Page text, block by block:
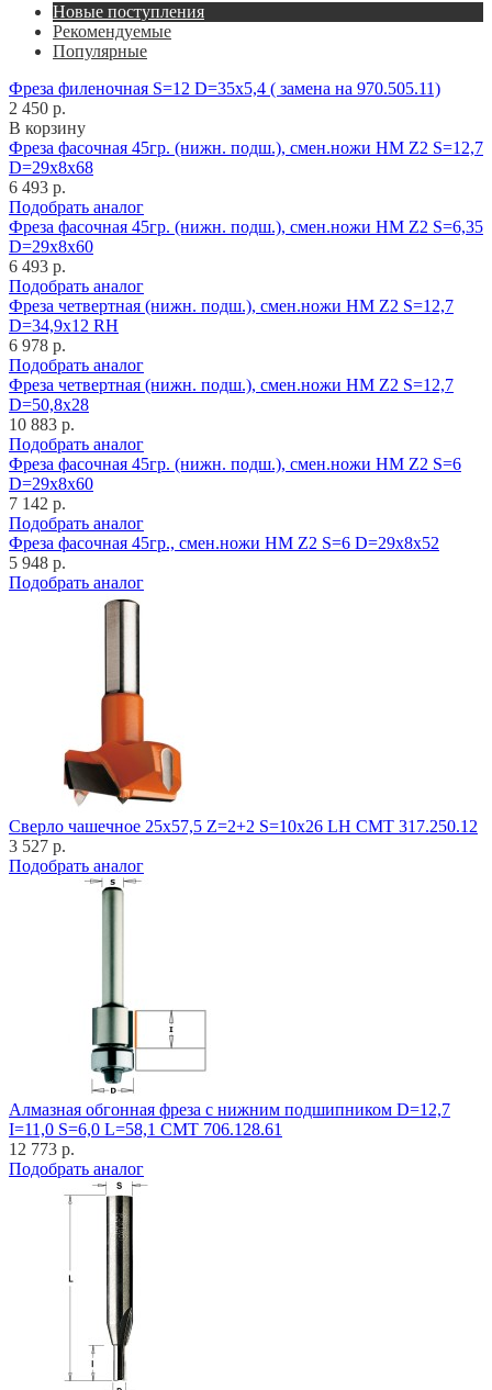
Новые поступления
Рекомендуемые
Популярные
Фреза филеночная S=12 D=35x5,4 ( замена на 970.505.11)
2 450 р.
В корзину
Фреза фасочная 45гр. (нижн. подш.), смен.ножи HM Z2 S=12,7
D=29x8x68
6 493 р.
Подобрать аналог
Фреза фасочная 45гр. (нижн. подш.), смен.ножи HM Z2 S=6,35
D=29x8x60
6 493 р.
Подобрать аналог
Фреза четвертная (нижн. подш.), смен.ножи HM Z2 S=12,7
D=34,9x12 RH
6 978 р.
Подобрать аналог
Фреза четвертная (нижн. подш.), смен.ножи HM Z2 S=12,7
D=50,8x28
10 883 р.
Подобрать аналог
Фреза фасочная 45гр. (нижн. подш.), смен.ножи HM Z2 S=6
D=29x8x60
7 142 р.
Подобрать аналог
Фреза фасочная 45гр., смен.ножи HM Z2 S=6 D=29x8x52
5 948 р.
Подобрать аналог
Cверло чашечное 25x57,5 Z=2+2 S=10x26 LH CMT 317.250.12
3 527 р.
Подобрать аналог
Алмазная обгонная фреза с нижним подшипником D=12,7
I=11,0 S=6,0 L=58,1 CMT 706.128.61
12 773 р.
Подобрать аналог